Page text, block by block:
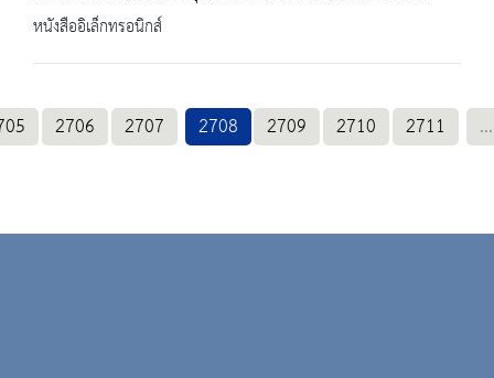
หนังสืออิเล็กทรอนิกส์
2706 2707 2708 2709 2710 2711 ...